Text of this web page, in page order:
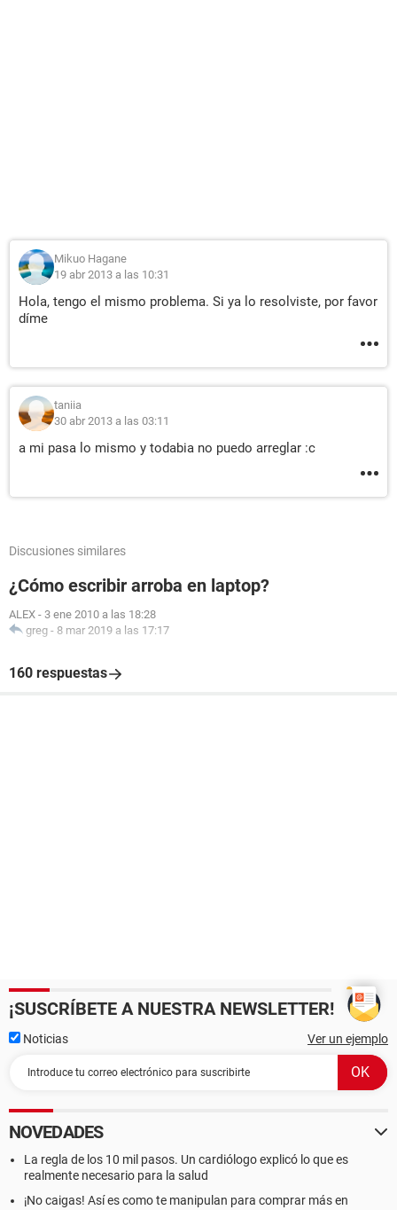
Mikuo Hagane
19 abr 2013 a las 10:31
Hola, tengo el mismo problema. Si ya lo resolviste, por favor
díme
taniia
30 abr 2013 a las 03:11
a mi pasa lo mismo y todabia no puedo arreglar :c
Discusiones similares
¿Cómo escribir arroba en laptop?
ALEX - 3 ene 2010 a las 18:28
greg - 8 mar 2019 a las 17:17
160 respuestas
¡SUSCRÍBETE A NUESTRA NEWSLETTER!
Noticias Ver un ejemplo
NOVEDADES
La regla de los 10 mil pasos. Un cardiólogo explicó lo que es
realmente necesario para la salud
¡No caigas! Así es como te manipulan para comprar más en